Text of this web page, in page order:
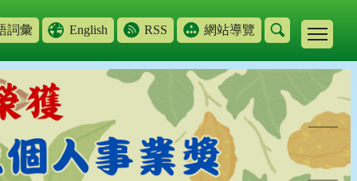
詞彙 English RSS 網站導覽